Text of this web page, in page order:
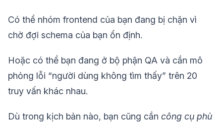
Có thể nhóm frontend của bạn đang bị chặn vì
chờ đợi schema của bạn ổn định.
Hoặc có thể bạn đang ở bộ phận QA và cần mô
phỏng lỗi “người dùng không tìm thấy” trên 20
truy vấn khác nhau.
Dù trong kịch bản nào, bạn cũng cần công cụ phù